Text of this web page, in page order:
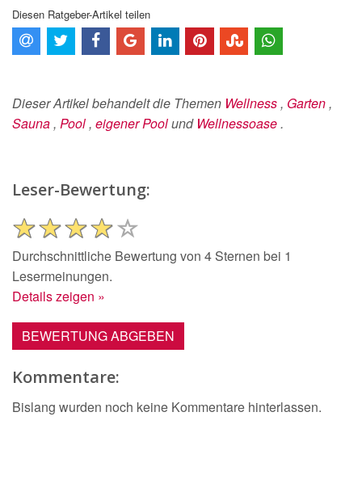
Diesen Ratgeber-Artikel teilen
Dieser Artikel behandelt die Themen Wellness , Garten ,
Sauna , Pool , eigener Poolund Wellnessoase .
Leser-Bewertung:
Durchschnittliche Bewertung von 4 Sternen bei 1
Lesermeinungen.
Details zeigen »
BEWERTUNG ABGEBEN
Kommentare:
Bislang wurden noch keine Kommentare hinterlassen.